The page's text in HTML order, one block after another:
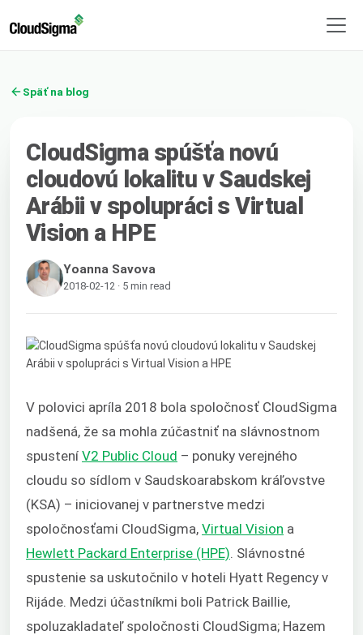
Späť na blog
CloudSigma spúšťa novú
cloudovú lokalitu v Saudskej
Arábii v spolupráci s Virtual
Vision a HPE
Yoanna Savova
2018-02-12 · 5 min read
V polovici apríla 2018 bola spoločnosť CloudSigma
nadšená, že sa mohla zúčastniť na slávnostnom
spustení V2 Public Cloud – ponuky verejného
cloudu so sídlom v Saudskoarabskom kráľovstve
(KSA) – iniciovanej v partnerstve medzi
spoločnosťami CloudSigma, Virtual Vision a
Hewlett Packard Enterprise (HPE) . Slávnostné
spustenie sa uskutočnilo v hoteli Hyatt Regency v
Rijáde. Medzi účastníkmi boli Patrick Baillie,
spoluzakladateľ spoločnosti CloudSigma; Hazem